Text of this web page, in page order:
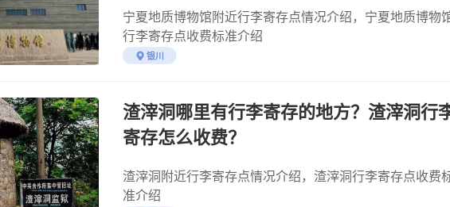
宁夏地质博物馆附近行李寄存点情况介绍，宁夏地质博物
行李寄存点收费标准介绍
银川
渣滓洞哪里有行李寄存的地方？渣滓洞行
寄存怎么收费？
渣滓洞附近行李寄存点情况介绍，渣滓洞行李寄存点收费
准介绍